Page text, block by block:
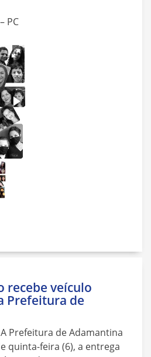
PC
recebe veículo
Prefeitura de
Prefeitura de Adamantina
quinta-feira (6), a entrega